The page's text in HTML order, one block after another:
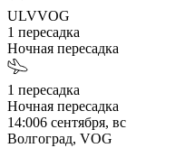
ULVVOG
1 пересадка
Ночная пересадка
1 пересадка
Ночная пересадка
14:006 сентября, вс
Волгоград, VOG